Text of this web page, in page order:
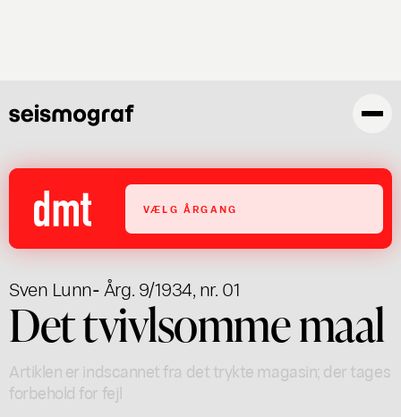
VÆLG ÅRGANG
Sven Lunn- Årg. 9/1934, nr. 01
Det tvivlsomme maal
Artiklen er indscannet fra det trykte magasin; der tages
forbehold for fejl